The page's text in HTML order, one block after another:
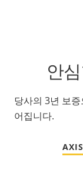
안
당사의 3년 보
어집니다.